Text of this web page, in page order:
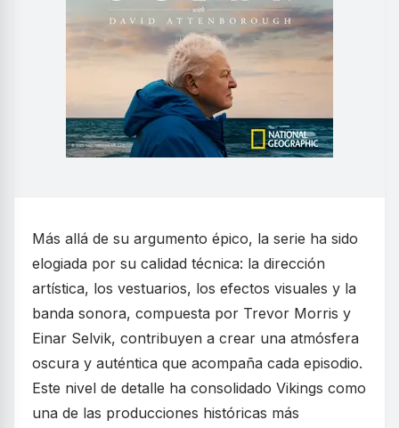
Más allá de su argumento épico, la serie ha sido
elogiada por su calidad técnica: la dirección
artística, los vestuarios, los efectos visuales y la
banda sonora, compuesta por Trevor Morris y
Einar Selvik, contribuyen a crear una atmósfera
oscura y auténtica que acompaña cada episodio.
Este nivel de detalle ha consolidado Vikings como
una de las producciones históricas más